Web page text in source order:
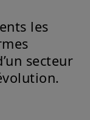
les
secteur